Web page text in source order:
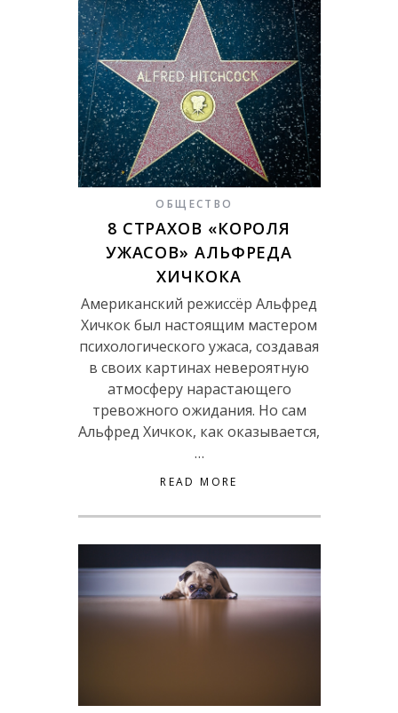
ОБЩЕСТВО
8 СТРАХОВ «КОРОЛЯ
УЖАСОВ» АЛЬФРЕДА
ХИЧКОКА
Американский режиссёр Альфред
Хичкок был настоящим мастером
психологического ужаса, создавая
в своих картинах невероятную
атмосферу нарастающего
тревожного ожидания. Но сам
Альфред Хичкок, как оказывается,
…
READ MORE